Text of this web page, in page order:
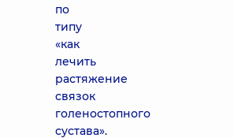
по
типу
«как
лечить
растяжение
связок
голеностопного
сустава».